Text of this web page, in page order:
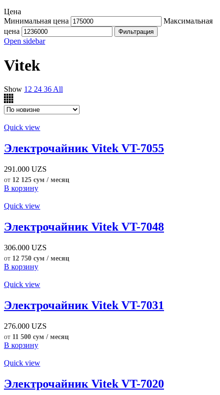
Цена
Минимальная цена
Максимальная
цена
Фильтрация
Open sidebar
Vitek
Show 12 24 36 All
Quick view
Электрочайник Vitek VT-7055
291.000 UZS
от 12 125 сум / месяц
В корзину
Quick view
Электрочайник Vitek VT-7048
306.000 UZS
от 12 750 сум / месяц
В корзину
Quick view
Электрочайник Vitek VT-7031
276.000 UZS
от 11 500 сум / месяц
В корзину
Quick view
Электрочайник Vitek VT-7020